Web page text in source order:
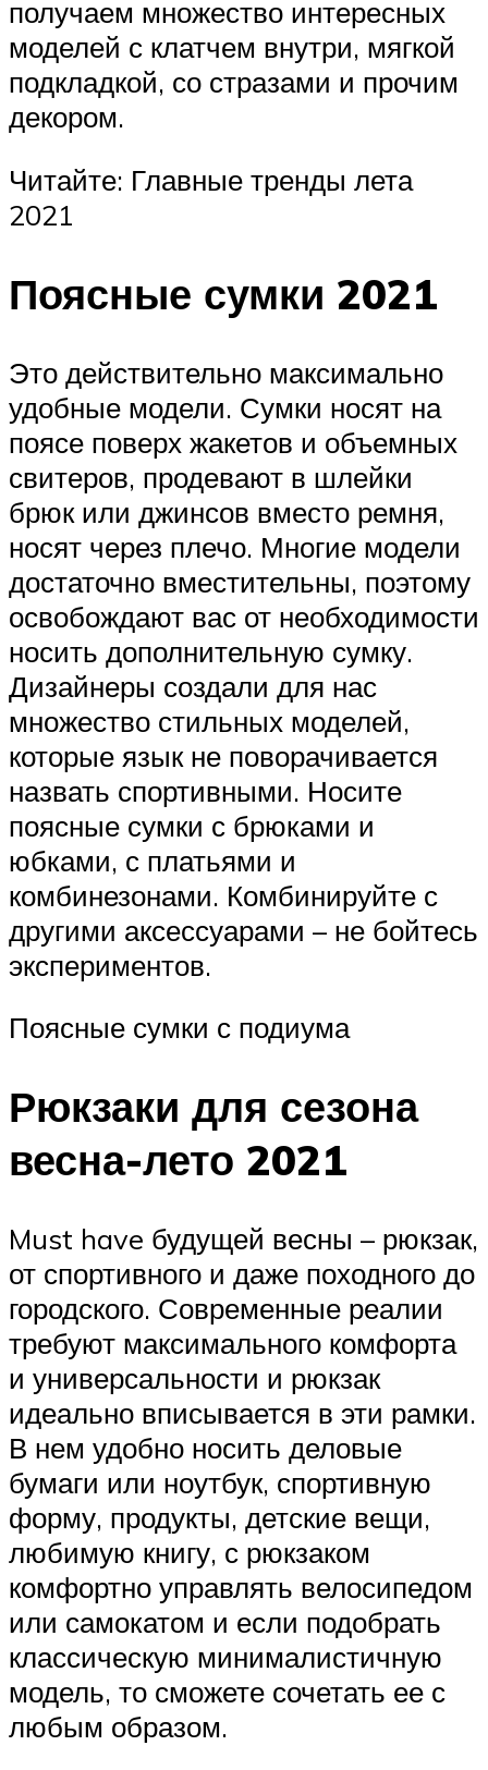
получаем множество интересных
моделей с клатчем внутри, мягкой
подкладкой, со стразами и прочим
декором.
Читайте: Главные тренды лета
2021
Поясные сумки 2021
Это действительно максимально
удобные модели. Сумки носят на
поясе поверх жакетов и объемных
свитеров, продевают в шлейки
брюк или джинсов вместо ремня,
носят через плечо. Многие модели
достаточно вместительны, поэтому
освобождают вас от необходимости
носить дополнительную сумку.
Дизайнеры создали для нас
множество стильных моделей,
которые язык не поворачивается
назвать спортивными. Носите
поясные сумки с брюками и
юбками, с платьями и
комбинезонами. Комбинируйте с
другими аксессуарами – не бойтесь
экспериментов.
Поясные сумки с подиума
Рюкзаки для сезона
весна-лето 2021
Must have будущей весны – рюкзак,
от спортивного и даже походного до
городского. Современные реалии
требуют максимального комфорта
и универсальности и рюкзак
идеально вписывается в эти рамки.
В нем удобно носить деловые
бумаги или ноутбук, спортивную
форму, продукты, детские вещи,
любимую книгу, с рюкзаком
комфортно управлять велосипедом
или самокатом и если подобрать
классическую минималистичную
модель, то сможете сочетать ее с
любым образом.